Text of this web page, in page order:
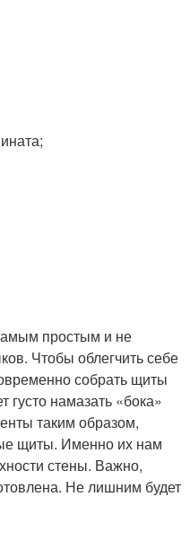
простым и не
Чтобы облегчить себе
собрать щиты
густо намазать «бока»
таким образом,
щиты. Именно их нам
стены. Важно,
Не лишним будет